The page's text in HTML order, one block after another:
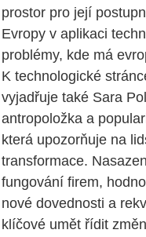
prostor pro její
Evropy v aplikaci
problémy, kde má
K technologické
vyjadřuje také Sara
antropoložka a
která upozorňuje na
transformace.
fungování firem,
nové dovednosti a
klíčové umět řídit